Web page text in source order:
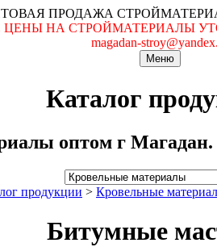
ПРОДАЖА
НА СТРОЙМАТЕРИАЛЫ
magadan-
Меню
Каталог
оптом г
продукции > Кровельные
Битумные